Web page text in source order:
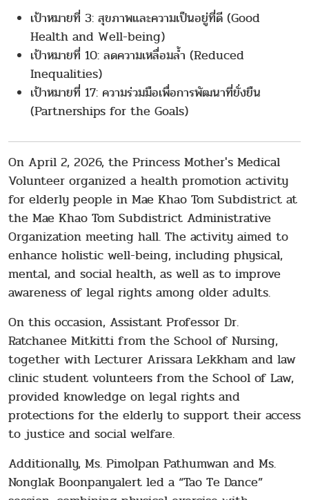
เป้าหมายที่ 3: สุขภาพและความเป็นอยู่ที่ดี (Good
Health and Well-being)
เป้าหมายที่ 10: ลดความเหลื่อมล้ำ (Reduced
Inequalities)
เป้าหมายที่ 17: ความร่วมมือเพื่อการพัฒนาที่ยั่งยืน
(Partnerships for the Goals)
On April 2, 2026, the Princess Mother's Medical
Volunteer organized a health promotion activity
for elderly people in Mae Khao Tom Subdistrict at
the Mae Khao Tom Subdistrict Administrative
Organization meeting hall. The activity aimed to
enhance holistic well-being, including physical,
mental, and social health, as well as to improve
awareness of legal rights among older adults.
On this occasion, Assistant Professor Dr.
Ratchanee Mitkitti from the School of Nursing,
together with Lecturer Arissara Lekkham and law
clinic student volunteers from the School of Law,
provided knowledge on legal rights and
protections for the elderly to support their access
to justice and social welfare.
Additionally, Ms. Pimolpan Pathumwan and Ms.
Nonglak Boonpanyalert led a “Tao Te Dance”